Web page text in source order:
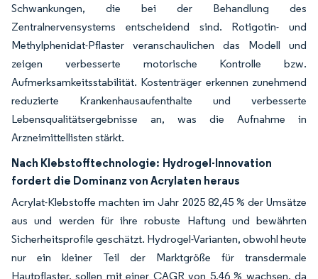
Schwankungen, die bei der Behandlung des
Zentralnervensystems entscheidend sind. Rotigotin- und
Methylphenidat-Pflaster veranschaulichen das Modell und
zeigen verbesserte motorische Kontrolle bzw.
Aufmerksamkeitsstabilität. Kostenträger erkennen zunehmend
reduzierte Krankenhausaufenthalte und verbesserte
Lebensqualitätsergebnisse an, was die Aufnahme in
Arzneimittellisten stärkt.
Nach Klebstofftechnologie: Hydrogel-Innovation
fordert die Dominanz von Acrylaten heraus
Acrylat-Klebstoffe machten im Jahr 2025 82,45 % der Umsätze
aus und werden für ihre robuste Haftung und bewährten
Sicherheitsprofile geschätzt. Hydrogel-Varianten, obwohl heute
nur ein kleiner Teil der Marktgröße für transdermale
Hautpflaster, sollen mit einer CAGR von 5,46 % wachsen, da